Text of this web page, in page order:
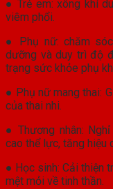
● Trẻ em: xông khí
viêm phổi.
● Phụ nữ: chăm
dưỡng và duy trì độ
trạng sức khỏe phụ
● Phụ nữ mang thai:
của thai nhi.
● Thương nhân:
cao thể lực, tăng hiệu
● Học sinh: Cải thiện
mệt mỏi về tinh thần.